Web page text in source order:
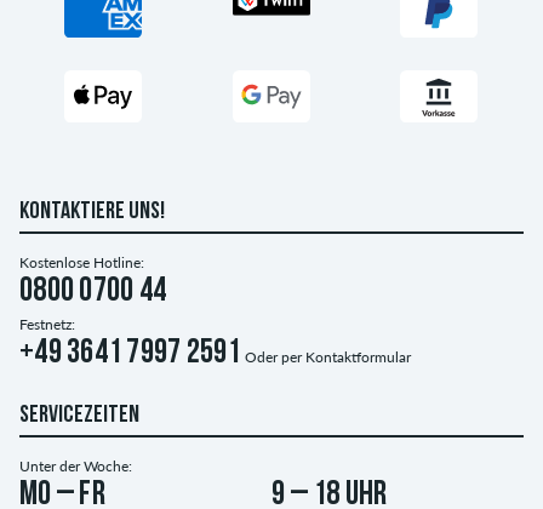
KONTAKTIERE UNS!
Kostenlose Hotline:
0800 0700 44
Festnetz:
+49 3641 7997 2591 Oder per Kontaktformular
SERVICEZEITEN
Unter der Woche:
Mo – Fr 9 – 18 Uhr